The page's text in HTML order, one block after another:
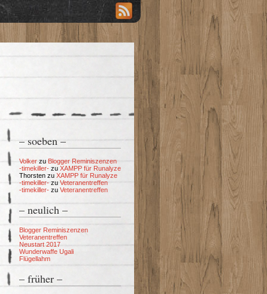
– soeben –
Volker zu Blogger Reminiszenzen
-timekiller- zu XAMPP für Runalyze
Thorsten zu XAMPP für Runalyze
-timekiller- zu Veteranentreffen
-timekiller- zu Veteranentreffen
– neulich –
Blogger Reminiszenzen
Veteranentreffen
Neustart 2017
Wunderwaffe Ugali
Flügellahm
– früher –